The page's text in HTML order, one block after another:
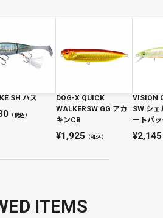
SH ハス
（税込）
DOG-X QUICK
WALKERSW GG アカ
キンCB
1,925（税込）
VISION
SW シェ
ートバッ
2,145
ITEMS